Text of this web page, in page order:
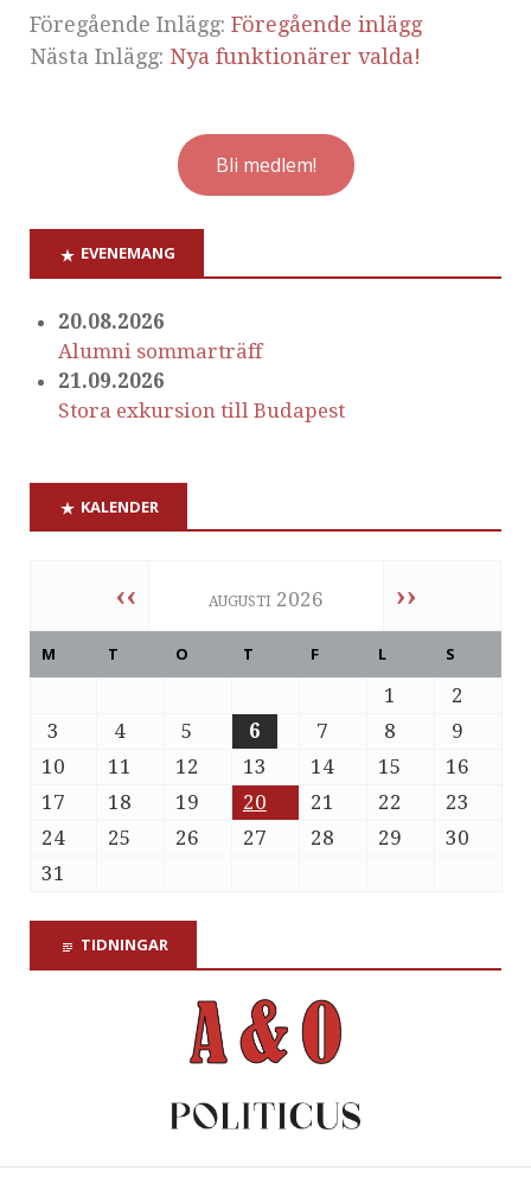
Föregående Inlägg: Föregående inlägg
Nästa Inlägg: Nya funktionärer valda!
Bli medlem!
EVENEMANG
20.08.2026
Alumni sommarträff
21.09.2026
Stora exkursion till Budapest
KALENDER
‹‹ augusti 2026 ››
M T O T F L S
1
2
3
4 5 6 7 8
9
10
11 12 13 14 15
16
17
18 19 20 21 22
23
24
25 26 27 28 29
30
31
TIDNINGAR